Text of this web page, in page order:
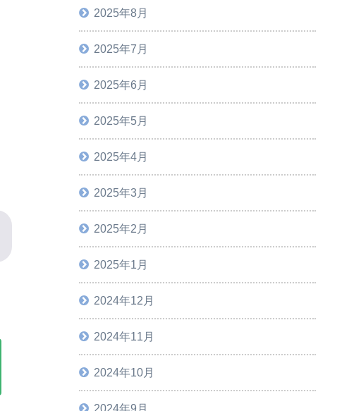
2025年8月
2025年7月
2025年6月
2025年5月
2025年4月
2025年3月
2025年2月
2025年1月
2024年12月
2024年11月
2024年10月
2024年9月